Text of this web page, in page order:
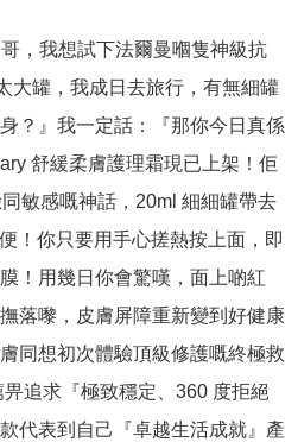
，我想試下法爾曼嗰隻神級抗
大罐，我成日去旅行，有無細罐
？』我一定話：『那你今日真係
舒緩柔膚護理霜現已上架！佢
敏感嘅神話，20ml 細細罐帶去
！你只要用手心搓熱按上面，即
！用幾日你會驚嘆，面上啲紅
落嚟，皮膚屏障重新變到好健康
同想初次體驗頂級修護嘅終極救
追求『極致穩定、360 度拒絕
代表到自己『卓越生活成就』產